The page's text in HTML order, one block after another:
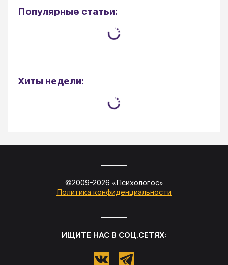
Популярные статьи:
Хиты недели:
©2009-2026 «Психологос»
Политика конфиденциальности
ИЩИТЕ НАС В СОЦ.СЕТЯХ: